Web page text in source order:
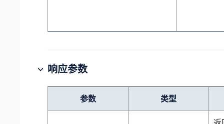
响应参数
参数 类型